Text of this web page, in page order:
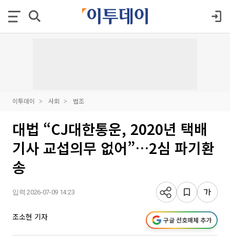
이투데이 사회 법조
대법 “CJ대한통운, 2020년 택배
기사 교섭의무 없어”…2심 파기환
송
입력 2026-07-09 14:23
조소현 기자 구글 선호매체 추가